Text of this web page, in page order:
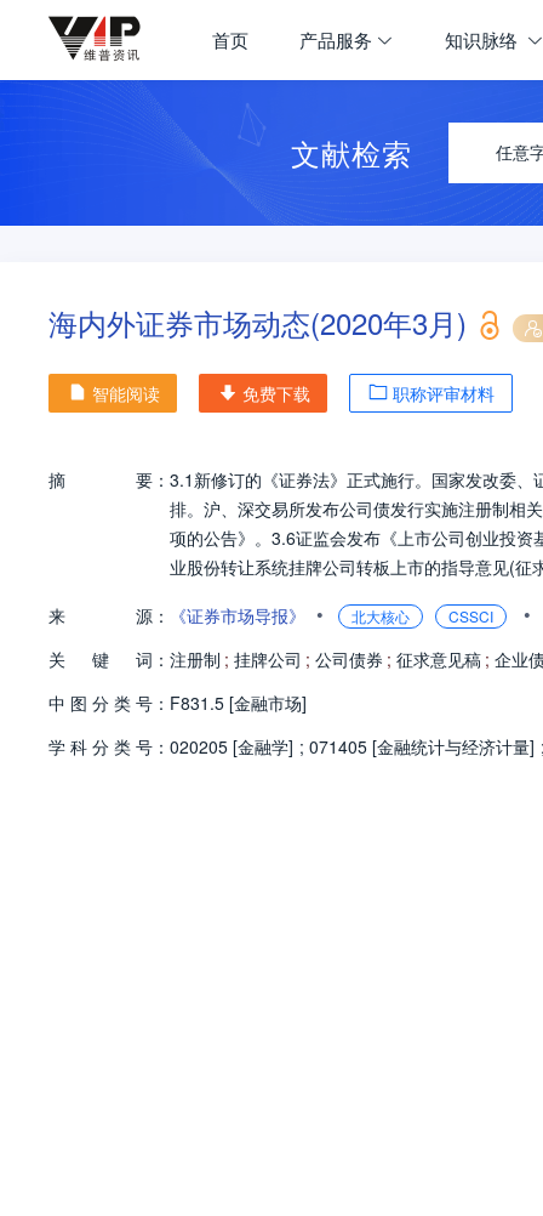
首页 产品服务 知识脉络
文献检索 任意
海内外证券市场动态(2020年3月)
智能阅读 免费下载 职称评审材料
摘 要： 3.1新修订的《证券法》正式施行。国家发改委
排。沪、深交易所发布公司债发行实施注册制相
项的公告》。3.6证监会发布《上市公司创业投
业股份转让系统挂牌公司转板上市的指导意见(征
来
源： 《证券市场导报》 • 北大核心 CSSCI •
关
键 词： 注册制 ; 挂牌公司 ; 公司债券 ; 征求意见稿 ; 企业
中 图 分 类 号： F831.5 [金融市场]
学 科 分 类 号： 020205 [金融学] ; 071405 [金融统计与经济计量]